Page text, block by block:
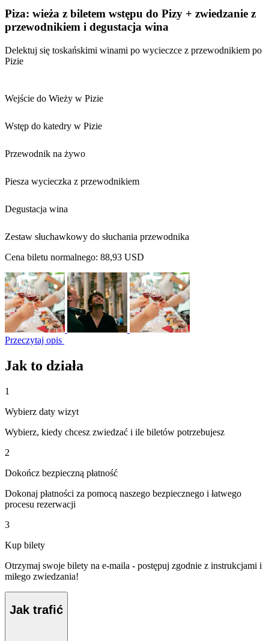
Piza: wieża z biletem wstępu do Pizy + zwiedzanie z
przewodnikiem i degustacja wina
Delektuj się toskańskimi winami po wycieczce z przewodnikiem po
Pizie
Wejście do Wieży w Pizie
Wstęp do katedry w Pizie
Przewodnik na żywo
Piesza wycieczka z przewodnikiem
Degustacja wina
Zestaw słuchawkowy do słuchania przewodnika
Cena biletu normalnego: 88,93 USD
Przeczytaj opis
Jak to działa
1
Wybierz daty wizyt
Wybierz, kiedy chcesz zwiedzać i ile biletów potrzebujesz
2
Dokończ bezpieczną płatność
Dokonaj płatności za pomocą naszego bezpiecznego i łatwego
procesu rezerwacji
3
Kup bilety
Otrzymaj swoje bilety na e-maila - postępuj zgodnie z instrukcjami i
miłego zwiedzania!
Jak trafić